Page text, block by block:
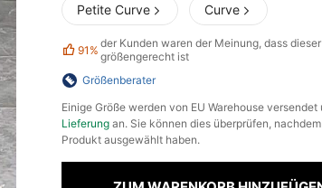
Petite Curve Curve
91% der Kunden waren der Meinung, dass
größengerecht ist
Größenberater
​Einige Größe werden von EU Warehouse versendet
Lieferung an. Sie können dies überprüfen,
Produkt ausgewählt haben.